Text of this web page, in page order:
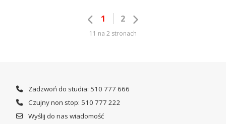
1 2
11 na 2 stronach
Zadzwoń do studia: 510 777 666
Czujny non stop: 510 777 222
Wyślij do nas wiadomość